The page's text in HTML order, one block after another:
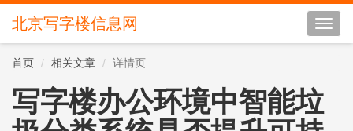
切
换
北京写字楼信息网
首页 相关文章 详情页
写字楼办公环境中智能垃